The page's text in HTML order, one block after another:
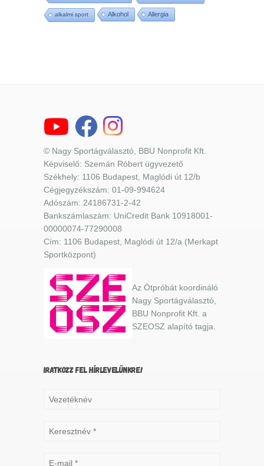
alkalmi sport Alkohol Allergia
© Nagy Sportágválasztó, BBU Nonprofit Kft.
Képviselő: Szemán Róbert ügyvezető
Székhely: 1106 Budapest, Maglódi út 12/b
Cégjegyzékszám: 01-09-994624
Adószám: 24186731-2-42
Bankszámlaszám: UniCredit Bank 10918001-
00000074-77290008
Cím: 1106 Budapest, Maglódi út 12/a (Merkapt
Sportközpont)
Az Ötpróbát koordináló
Nagy Sportágválasztó,
BBU Nonprofit Kft. a
SZEOSZ alapító tagja.
IRATKOZZ FEL HÍRLEVELÜNKRE!